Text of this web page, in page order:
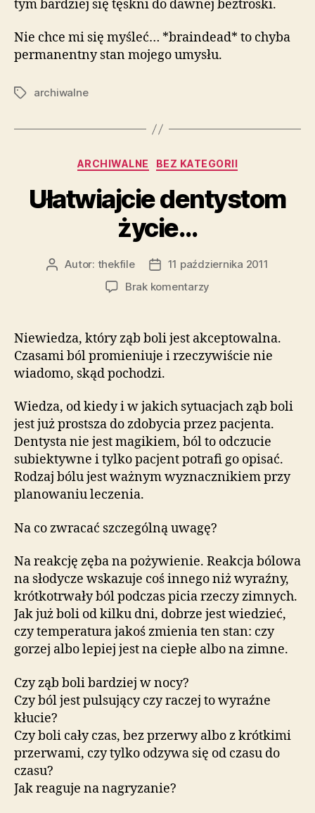
tym bardziej się tęskni do dawnej beztroski.
Nie chce mi się myśleć… *braindead* to chyba
permanentny stan mojego umysłu.
Tagiarchiwalne
Kategorie
ARCHIWALNE BEZ KATEGORII
Ułatwiajcie dentystom
życie…
AutorAutor: thekfile
Data11 października 2011
Brak komentarzy
życie…
Niewiedza, który ząb boli jest akceptowalna.
Czasami ból promieniuje i rzeczywiście nie
wiadomo, skąd pochodzi.
Wiedza, od kiedy i w jakich sytuacjach ząb boli
jest już prostsza do zdobycia przez pacjenta.
Dentysta nie jest magikiem, ból to odczucie
subiektywne i tylko pacjent potrafi go opisać.
Rodzaj bólu jest ważnym wyznacznikiem przy
planowaniu leczenia.
Na co zwracać szczególną uwagę?
Na reakcję zęba na pożywienie. Reakcja bólowa
na słodycze wskazuje coś innego niż wyraźny,
krótkotrwały ból podczas picia rzeczy zimnych.
Jak już boli od kilku dni, dobrze jest wiedzieć,
czy temperatura jakoś zmienia ten stan: czy
gorzej albo lepiej jest na ciepłe albo na zimne.
Czy ząb boli bardziej w nocy?
Czy ból jest pulsujący czy raczej to wyraźne
kłucie?
Czy boli cały czas, bez przerwy albo z krótkimi
przerwami, czy tylko odzywa się od czasu do
czasu?
Jak reaguje na nagryzanie?